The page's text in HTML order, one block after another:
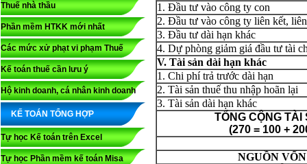
Thuế nhà thầu
Phần mềm HTKK mới nhất
Các mức xử phạt vi phạm Thuế
Kế toán thuế cần lưu ý
Hộ kinh doanh, cá nhân kinh doanh
KẾ TOÁN TỔNG HỢP
Tự học Kế toán trên Excel
Tự học Phần mềm kế toán Misa
1. Đầu tư vào công ty con
2. Đầu tư vào công ty liên kết,
3. Đầu tư dài hạn khác
4. Dự phòng giảm giá đầu tư tài
V. Tài sản dài hạn khác
1. Chi phí trả trước dài hạn
2. Tài sản thuế thu nhập hoãn lại
3. Tài sản dài hạn khác
TỔNG CỘNG
(270 = 100 +
NGUỒN VỐN